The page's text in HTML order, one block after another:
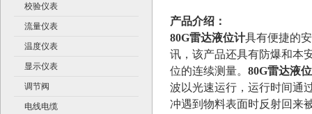
校验仪表
流量仪表
温度仪表
显示仪表
调节阀
电线电缆
产品介绍：
80G雷达液位计具有便捷的
讯，该产品还具有防爆和本
位的连续测量。 80G雷达液
波以光速运行，运行时间通
冲遇到物料表面时反射回来